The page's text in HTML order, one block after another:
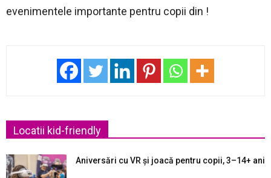
evenimentele importante pentru copii din !
Locatii kid-friendly
Aniversări cu VR și joacă pentru copii, 3–14+ ani